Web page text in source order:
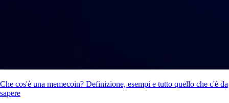
Che cos'è una memecoin? Definizione, esempi e tutto quello che c'è da
sapere